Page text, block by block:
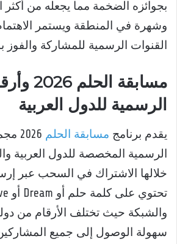
بجوائزه الضخمة مما يجعله من أكثر
وشهرة في المنطقة ويستمر
القنوات الرسمية للمشاركة والفوز
مسابقة
الرسمية للدول العربية
يقدم برنامج مسابقة الحلم
الرسمية المخصصة للدول العربية
خلالها الاشتراك في السحب عبر
والشبكة حيث تختلف الأرقام من
سهولة الوصول إلى جميع